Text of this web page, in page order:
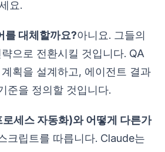
요.
를 대체할까요?아니요. 그들의
으로 전환시킬 것입니다. QA
획을 설계하고, 에이전트 결과
준을 정의할 것입니다.
로세스 자동화)와 어떻게 다른가
크립트를 따릅니다. Claude는